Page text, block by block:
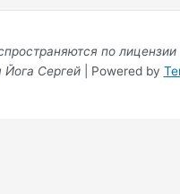
по
Йога Сергей| Powered by